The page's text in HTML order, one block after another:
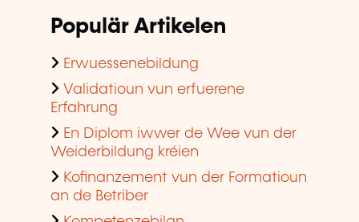
Populär Artikelen
Erwuessenebildung
Validatioun vun erfuerene
Erfahrung
En Diplom iwwer de Wee vun der
Weiderbildung kréien
Kofinanzement vun der Formatioun
an de Betriber